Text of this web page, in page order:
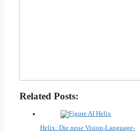
Related Posts:
Helix: Die neue Vision-Language-